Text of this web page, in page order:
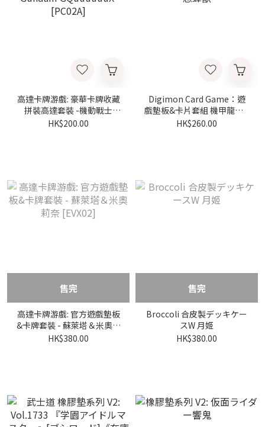
高達卡牌游戲: 豪華卡牌收藏
拼裝高達套裝 -機動戰士
Gundam GQuuuuuuX-
HK$200.00
Digimon Card Game：遊
戲墊板&卡片套組 機甲龍獸&
恐蜂獸
HK$260.00
售完
高達卡牌游戲: 官方遊戲墊板
&卡牌套裝 - 蘇萊塔＆米奧莉
奈 [EVX02]​
HK$380.00
售完
Broccoli 合皮製デッキケー
スW 月姬
HK$380.00